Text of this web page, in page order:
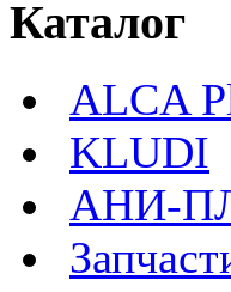
Каталог
ALCA
KLUDI
АНИ-